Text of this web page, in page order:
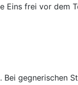
Eins frei vor dem
gegnerischen